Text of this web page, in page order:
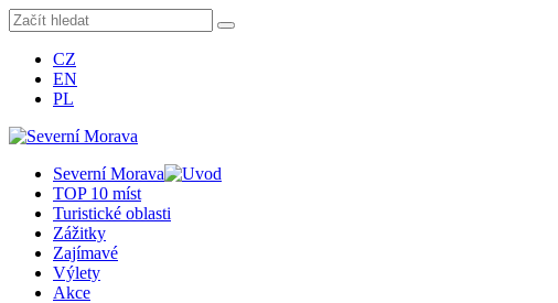
CZ
EN
PL
Severní Morava
TOP 10 míst
Turistické oblasti
Zážitky
Zajímavé
Výlety
Akce